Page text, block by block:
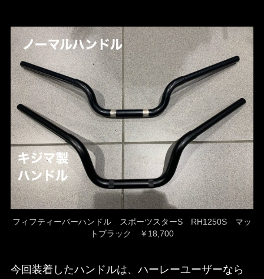
フィフティーバーハンドル スポーツスターS RH1250S マッ
トブラック ￥18,700
今回装着したハンドルは、ハーレーユーザーなら